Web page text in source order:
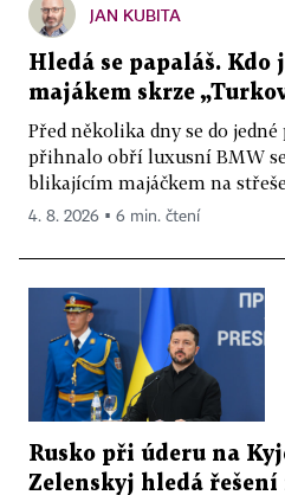
JAN KUBITA
Hledá se papaláš. Kdo
majákem skrze
Před několika dny se do
přihnalo obří luxusní BMW
blikajícím majáčkem na
4. 8. 2026 ▪ 6 min. čtení
Rusko při úderu na
Zelenskyj hledá